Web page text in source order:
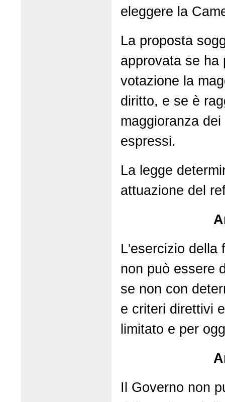
eleggere la
La proposta
approvata se ha
votazione la
diritto, e se è
maggioranza
espressi.
La legge
attuazione del
L'esercizio della
non può essere
se non con
e criteri direttivi
limitato e per
Il Governo non